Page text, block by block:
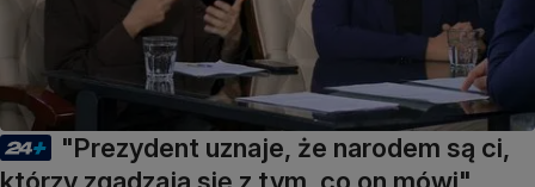
"Prezydent uznaje, że narodem są ci,